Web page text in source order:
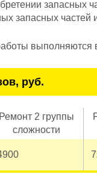
запасных
запасных частей
выполняются
руб.
Ремонт 2 группы
сложности